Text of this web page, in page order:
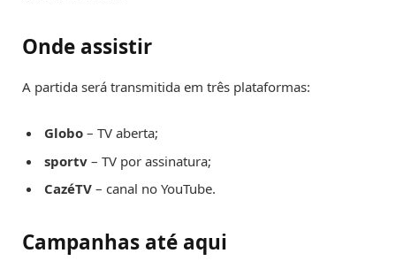
Onde assistir
A partida será transmitida em três plataformas:
Globo – TV aberta;
sportv – TV por assinatura;
CazéTV – canal no YouTube.
Campanhas até aqui